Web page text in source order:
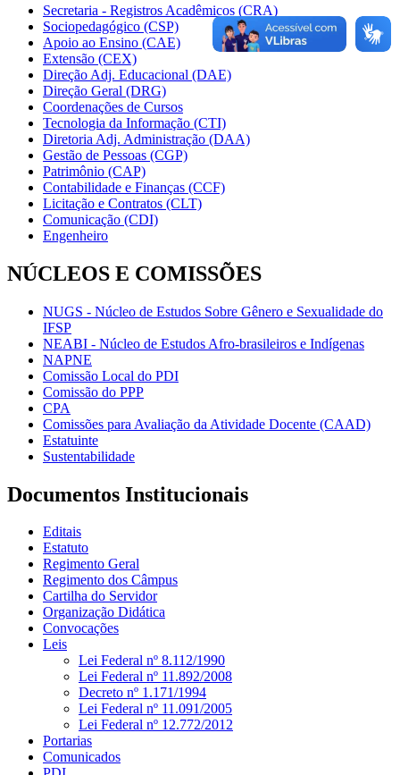
Secretaria - Registros Acadêmicos (CRA)
Sociopedagógico (CSP)
Apoio ao Ensino (CAE)
Extensão (CEX)
Direção Adj. Educacional (DAE)
Direção Geral (DRG)
Coordenações de Cursos
Tecnologia da Informação (CTI)
Diretoria Adj. Administração (DAA)
Gestão de Pessoas (CGP)
Patrimônio (CAP)
Contabilidade e Finanças (CCF)
Licitação e Contratos (CLT)
Comunicação (CDI)
Engenheiro
NÚCLEOS E COMISSÕES
NUGS - Núcleo de Estudos Sobre Gênero e Sexualidade do
IFSP
NEABI - Núcleo de Estudos Afro-brasileiros e Indígenas
NAPNE
Comissão Local do PDI
Comissão do PPP
CPA
Comissões para Avaliação da Atividade Docente (CAAD)
Estatuinte
Sustentabilidade
Documentos Institucionais
Editais
Estatuto
Regimento Geral
Regimento dos Câmpus
Cartilha do Servidor
Organização Didática
Convocações
Leis
Lei Federal nº 8.112/1990
Lei Federal nº 11.892/2008
Decreto nº 1.171/1994
Lei Federal nº 11.091/2005
Lei Federal nº 12.772/2012
Portarias
Comunicados